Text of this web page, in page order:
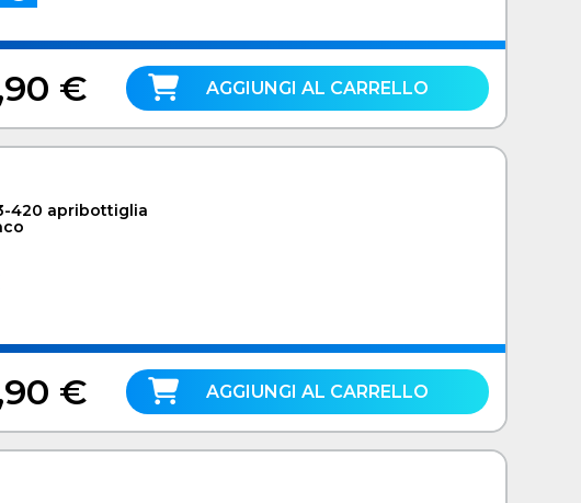
€ AGGIUNGI AL CARRELLO
420 apribottiglia
€ AGGIUNGI AL CARRELLO